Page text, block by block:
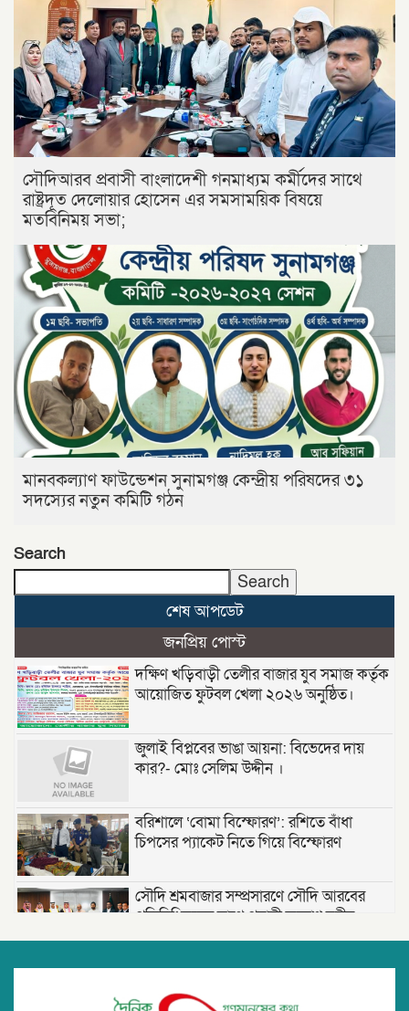
সৌদিআরব প্রবাসী বাংলাদেশী গনমাধ্যম কর্মীদের সাথে
রাষ্ট্রদূত দেলোয়ার হোসেন এর সমসাময়িক বিষয়ে
মতবিনিময় সভা;
মানবকল্যাণ ফাউন্ডেশন সুনামগঞ্জ কেন্দ্রীয় পরিষদের ৩১
সদস্যের নতুন কমিটি গঠন
Search
Search
শেষ আপডেট
জনপ্রিয় পোস্ট
দক্ষিণ খড়িবাড়ী তেলীর বাজার যুব সমাজ কর্তৃক
আয়োজিত ফুটবল খেলা ২০২৬ অনুষ্ঠিত।
জুলাই বিপ্লবের ভাঙা আয়না: বিভেদের দায়
কার?- মোঃ সেলিম উদ্দীন ।
বরিশালে ‘বোমা বিস্ফোরণ’: রশিতে বাঁধা
চিপসের প্যাকেট নিতে গিয়ে বিস্ফোরণ
সৌদি শ্রমবাজার সম্প্রসারণে সৌদি আরবের
প্রতিনিধিদলের সাথে প্রবাসী কল্যাণ মন্ত্রীর
দ্বিপাক্ষিক বৈঠক।
তাড়াশে পৃথম ঘটনায় দুই গৃহবধূর ঝুলন্ত মরদেহ